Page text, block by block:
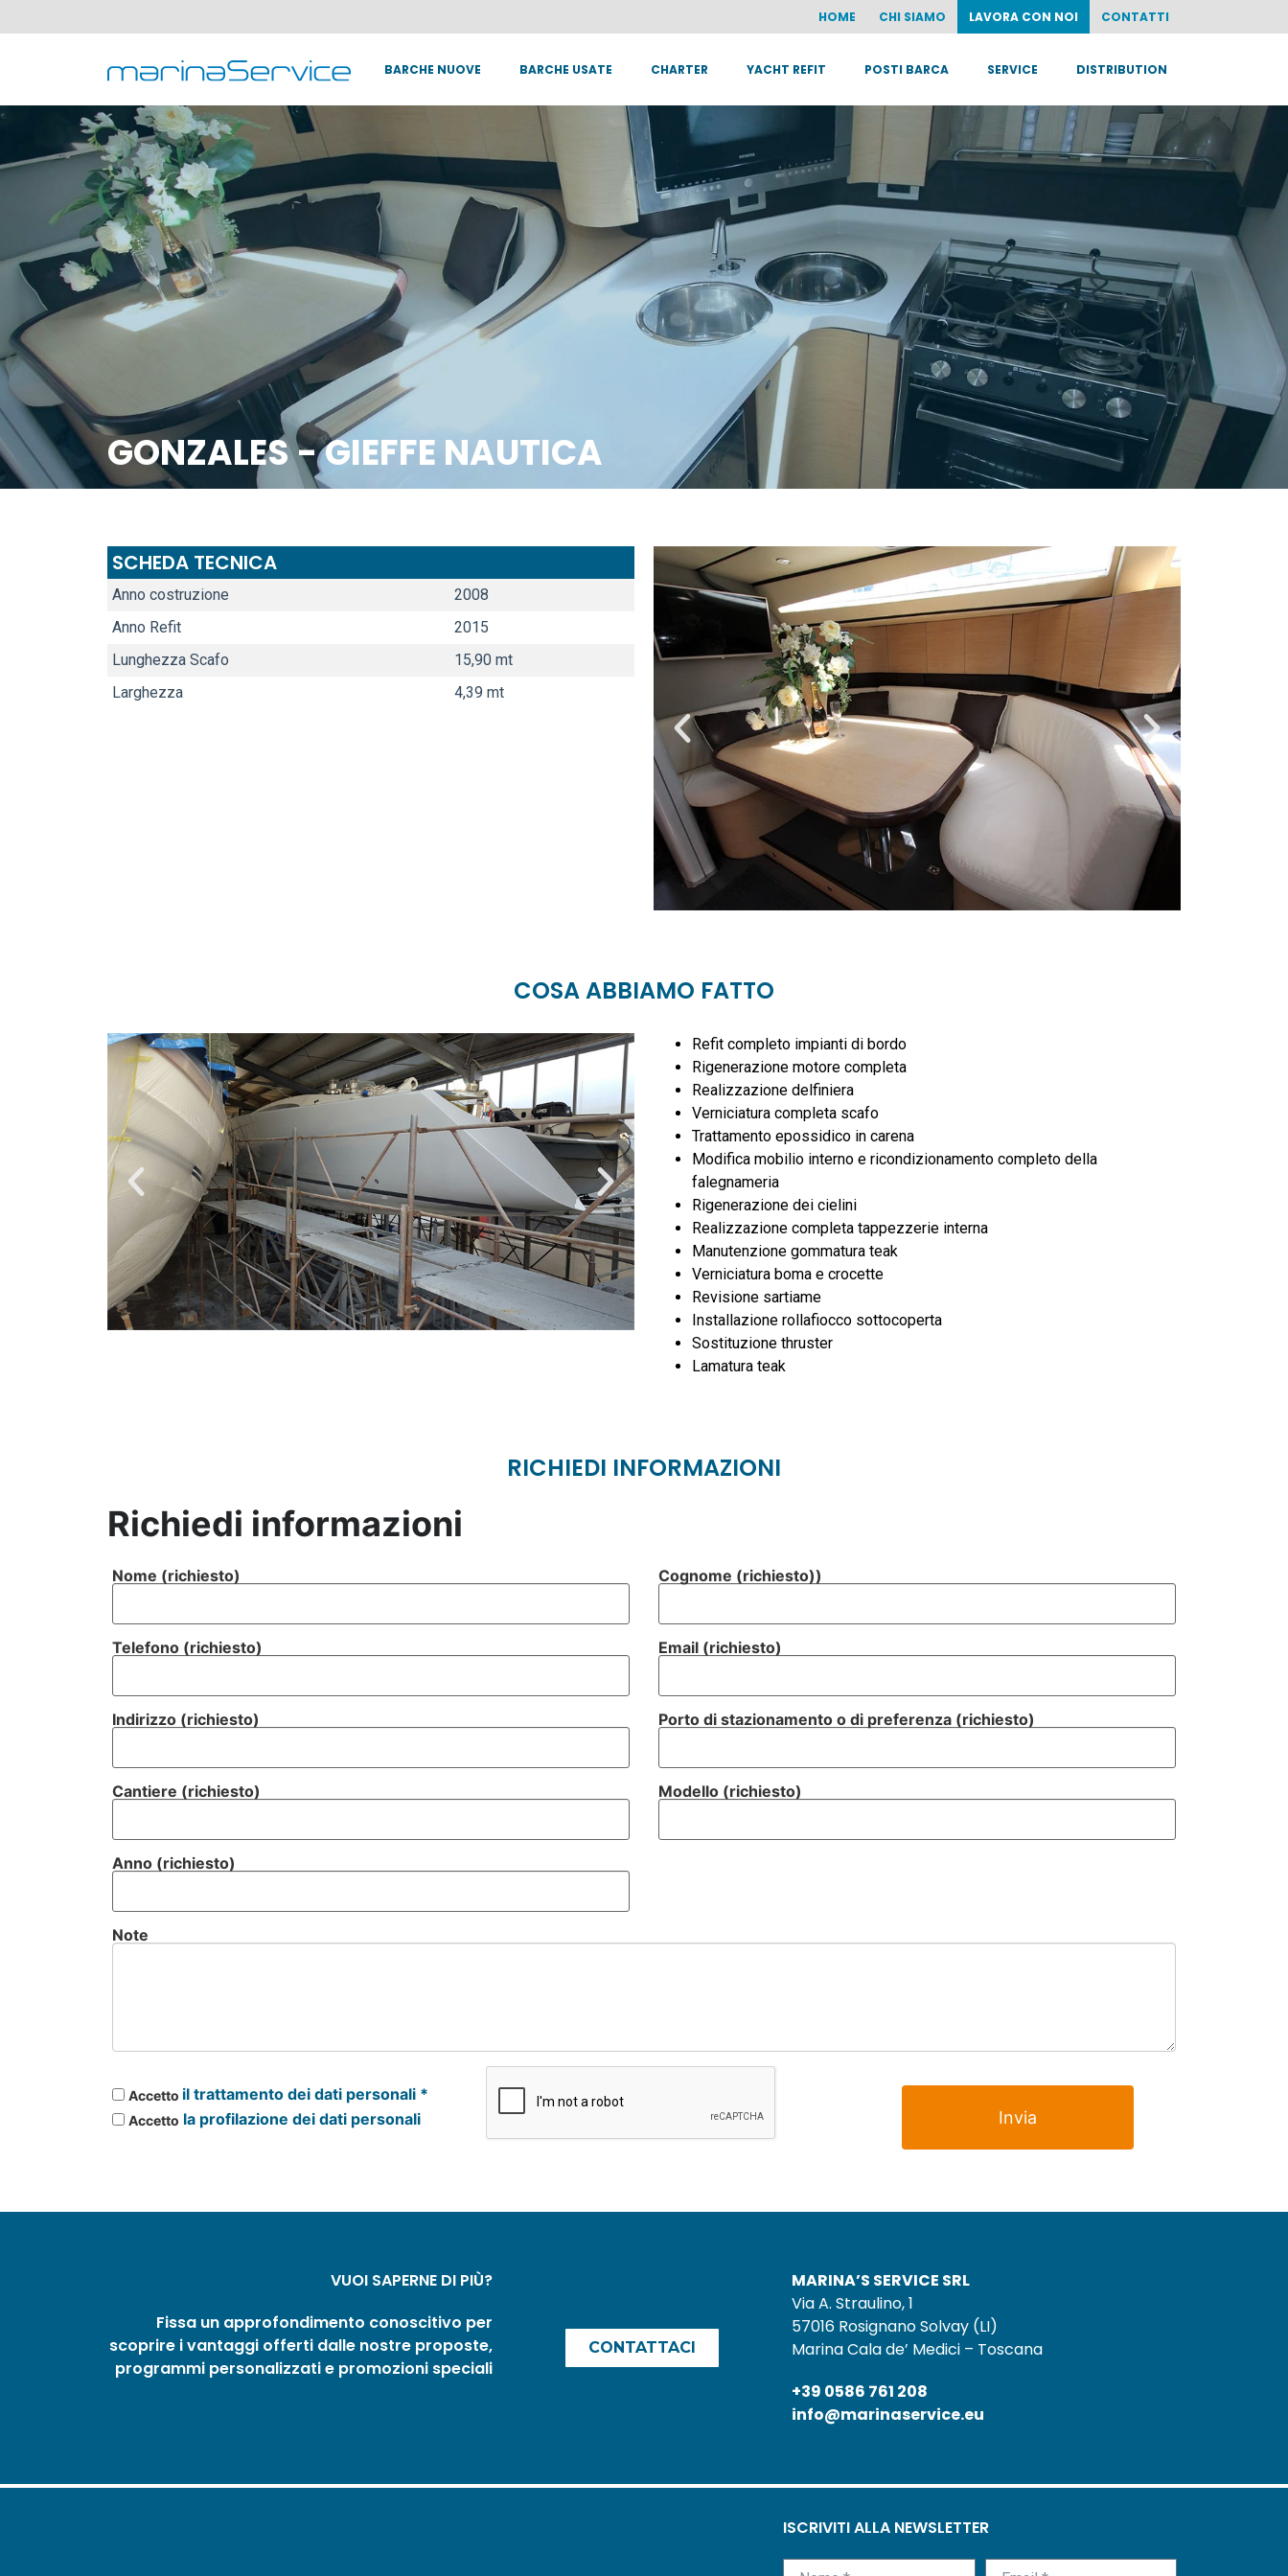
HOME CHI SIAMO LAVORA CON NOI CONTATTI
BARCHE NUOVE BARCHE USATE CHARTER YACHT REFIT POSTI BARCA SERVICE DISTRIBUTION
GONZALES - GIEFFE NAUTICA
SCHEDA TECNICA
Anno costruzione
2008
Anno Refit
2015
Lunghezza Scafo
15,90 mt
Larghezza
4,39 mt
COSA ABBIAMO FATTO
Refit completo impianti di bordo
Rigenerazione motore completa
Realizzazione delfiniera
Verniciatura completa scafo
Trattamento epossidico in carena
Modifica mobilio interno e ricondizionamento completo della
falegnameria
Rigenerazione dei cielini
Realizzazione completa tappezzerie interna
Manutenzione gommatura teak
Verniciatura boma e crocette
Revisione sartiame
Installazione rollafiocco sottocoperta
Sostituzione thruster
Lamatura teak
RICHIEDI INFORMAZIONI
Richiedi informazioni
Nome (richiesto) Cognome (richiesto))
Telefono (richiesto) Email (richiesto)
Indirizzo (richiesto) Porto di stazionamento o di preferenza (richiesto)
Cantiere (richiesto) Modello (richiesto)
Anno (richiesto)
Note
Accetto il trattamento dei dati personali *
Accetto la profilazione dei dati personali
VUOI SAPERNE DI PIÙ?
Fissa un approfondimento conoscitivo per
scoprire i vantaggi offerti dalle nostre proposte,
programmi personalizzati e promozioni speciali
CONTATTACI
MARINA’S SERVICE SRL
Via A. Straulino, 1
57016 Rosignano Solvay (LI)
Marina Cala de’ Medici – Toscana
+39 0586 761 208
info@marinaservice.eu
ISCRIVITI ALLA NEWSLETTER